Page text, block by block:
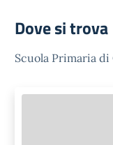
Dove si trova
Scuola Primaria di